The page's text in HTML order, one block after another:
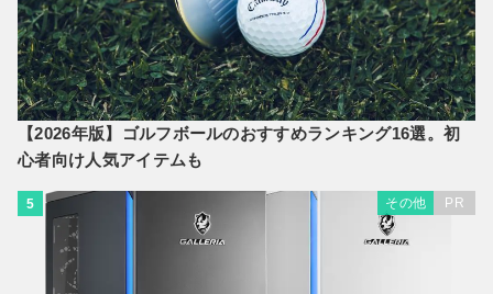
【2026年版】ゴルフボールのおすすめランキング16選。初
心者向け人気アイテムも
5 その他 PR